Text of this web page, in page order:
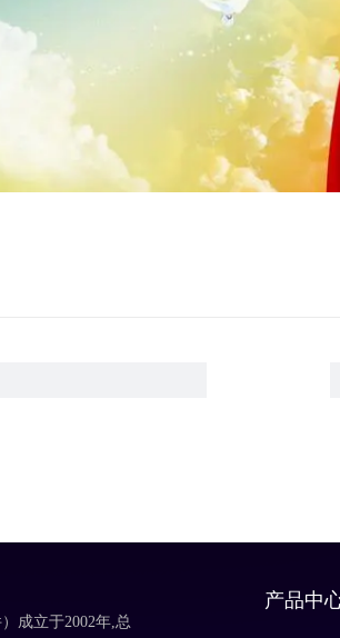
成立于2002年,总
产品中